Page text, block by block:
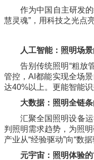
作为中国自主研发
慧灵魂”，用科技之光点
人工智能：照明场
告别传统照明“粗放
管控，AI都能实现全场
达40%以上。更能智能
大数据：照明全链
汇聚全国照明设备
判照明需求趋势，为照
产业从“经验驱动”向“数
元宇宙：照明体验的